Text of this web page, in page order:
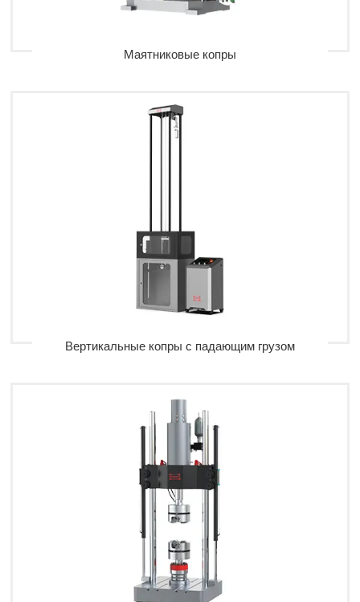
Маятниковые копры
Вертикальные копры с падающим грузом